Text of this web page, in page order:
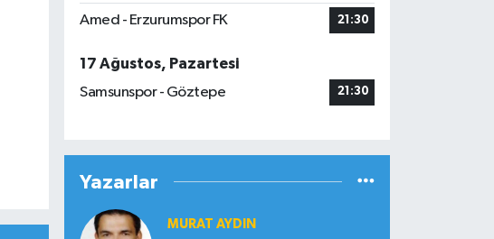
Amed - Erzurumspor FK 21:30
17 Ağustos, Pazartesi
Samsunspor - Göztepe
21:30
Yazarlar
MURAT AYDIN